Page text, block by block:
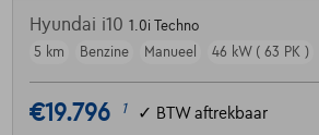
Hyundai i10 1.0i Techno
5 km
Benzine Manueel 46 kW ( 63 PK )
€19.796 1 ✓ BTW aftrekbaar